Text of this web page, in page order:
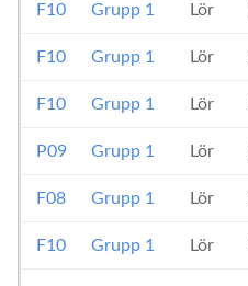
F10 Grupp 1 Lör
F10 Grupp 1 Lör
F10 Grupp 1 Lör
P09 Grupp 1 Lör
F08 Grupp 1 Lör
F10 Grupp 1 Lör